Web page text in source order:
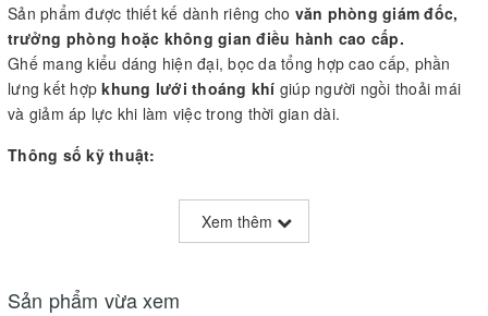
Sản phẩm được thiết kế dành riêng cho văn phòng giám đốc,
trưởng phòng hoặc không gian điều hành cao cấp.
Ghế mang kiểu dáng hiện đại, bọc da tổng hợp cao cấp, phần
lưng kết hợpkhung lưới thoáng khí giúp người ngồi thoải mái
và giảm áp lực khi làm việc trong thời gian dài.
Thông số kỹ thuật:
Da tổng hợp (synthetic leather) + lưng lưới + mút đệm
chọn
Xem thêm
Sản phẩm vừa xem